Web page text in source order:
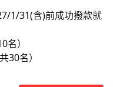
1/31(含)前成功撥款就
）
30名）